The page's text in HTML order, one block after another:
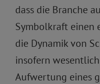
dass die Branche
Symbolkraft einen
die Dynamik von
insofern
Aufwertung eines